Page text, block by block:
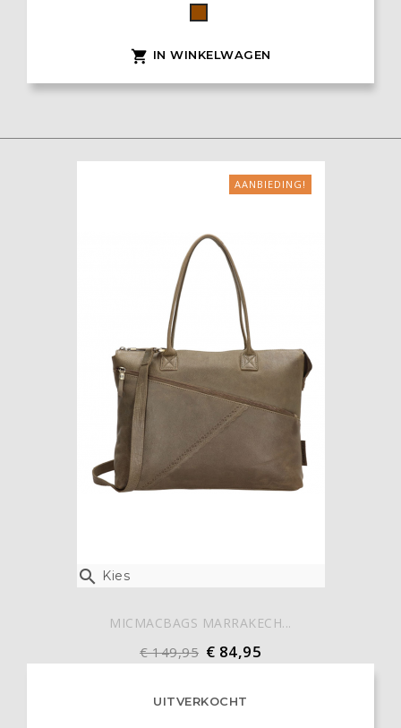
Bruin
 IN WINKELWAGEN
 Kies
AANBIEDING!
MICMACBAGS MARRAKECH...
€ 149,95 € 84,95
UITVERKOCHT